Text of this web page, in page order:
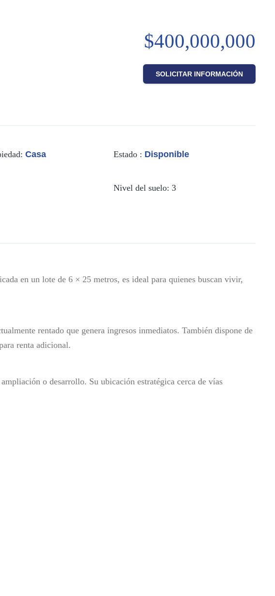
$400,000,000
SOLICITAR INFORMACIÓN
: Casa Estado : Disponible
Nivel del suelo: 3
en un lote de 6 × 25 metros, es ideal para quienes buscan vivir,
rentado que genera ingresos inmediatos. También dispone de
renta adicional.
o desarrollo. Su ubicación estratégica cerca de vías